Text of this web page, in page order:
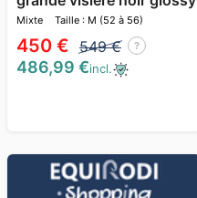
Mixte Taille : M (52 à 56)
450 € 549 € ?
486,99 €incl.